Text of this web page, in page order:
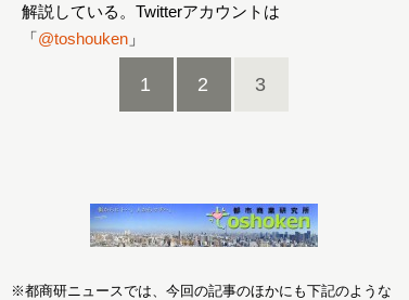
解説している。Twitterアカウントは
「@toshouken 」
1 2 3
※都商研ニュースでは、今回の記事のほかにも下記のような